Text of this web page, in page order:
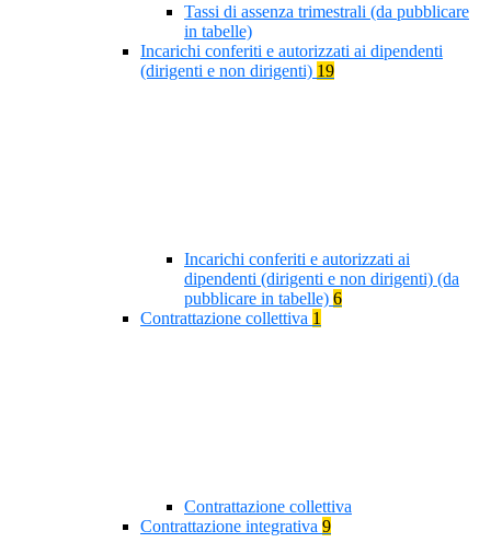
Tassi di assenza trimestrali (da pubblicare
in tabelle)
Incarichi conferiti e autorizzati ai dipendenti
(dirigenti e non dirigenti) 19
Incarichi conferiti e autorizzati ai
dipendenti (dirigenti e non dirigenti) (da
pubblicare in tabelle) 6
Contrattazione collettiva 1
Contrattazione collettiva
Contrattazione integrativa 9